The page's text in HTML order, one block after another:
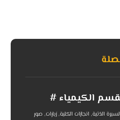
الكيمياء #
الذتية, انجازات الكلية,زيارات, صور